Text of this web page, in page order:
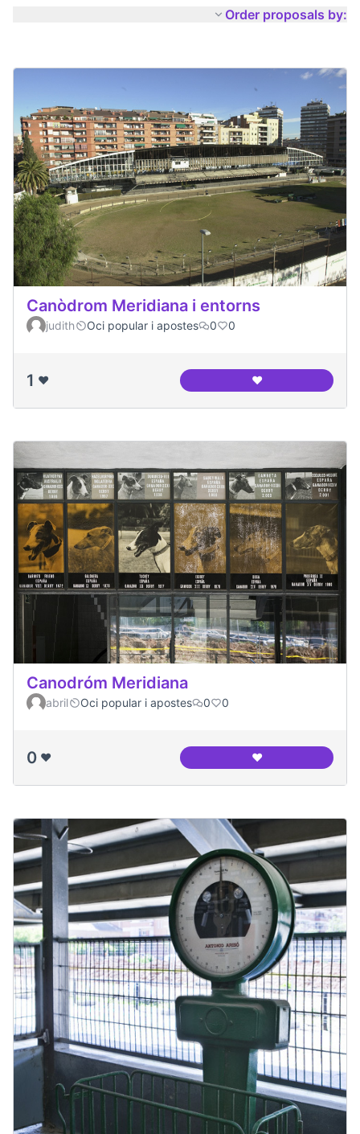
Order proposals by:
Canòdrom Meridiana i entorns
judith Oci popular i apostes 0 0
1 ❤️ ❤️Canòdrom
Canodróm Meridiana
abril Oci popular i apostes 0 0
0 ❤️ ❤️Canodróm